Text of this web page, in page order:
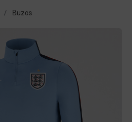
Buzos